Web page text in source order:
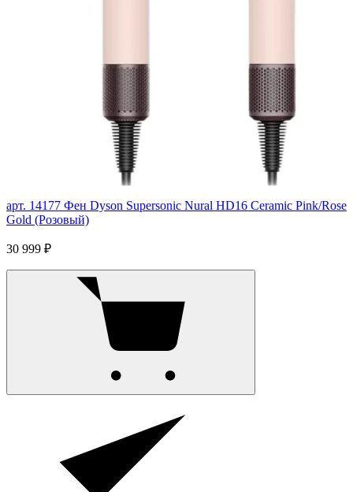
арт. 14177 Фен Dyson Supersonic Nural HD16 Ceramic Pink/Rose
Gold (Розовый)
30 999 ₽